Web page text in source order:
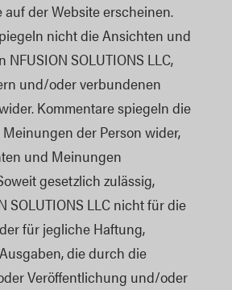
auf der Website erscheinen.
nicht die Ansichten und
SOLUTIONS LLC,
und/oder verbundenen
Kommentare spiegeln die
der Person wider,
und Meinungen
gesetzlich zulässig,
SOLUTIONS LLC nicht für die
für jegliche Haftung,
die durch die
Veröffentlichung und/oder